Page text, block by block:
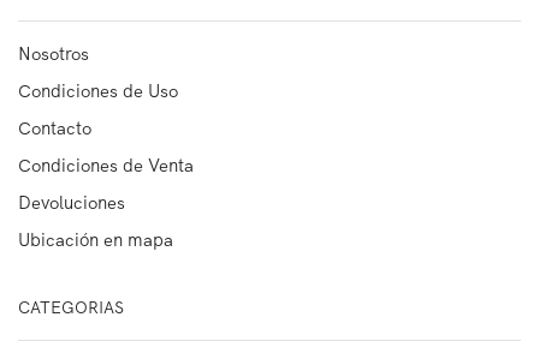
Nosotros
Condiciones de Uso
Contacto
Condiciones de Venta
Devoluciones
Ubicación en mapa
CATEGORIAS